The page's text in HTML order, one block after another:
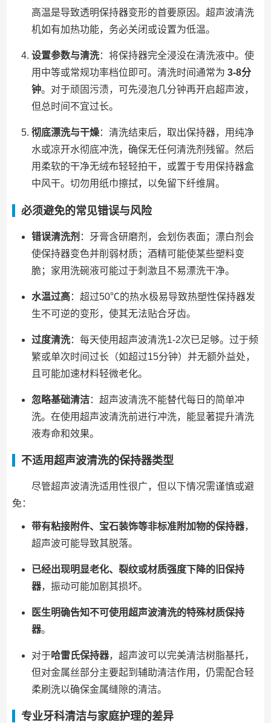
高温是导致透明保持器变形的首要原因。超声波清洗
机如有加热功能，务必关闭或设置为低温。
设置参数与清洗：将保持器完全浸没在清洗液中。使
用中等或常规功率档位即可。清洗时间通常为 3-8分
钟。对于顽固污渍，可先浸泡几分钟再开启超声波，
但总时间不宜过长。
彻底漂洗与干燥：清洗结束后，取出保持器，用纯净
水或凉开水彻底冲洗，确保无任何清洗剂残留。然后
用柔软的干净无绒布轻轻拍干，或置于专用保持器盒
中风干。切勿用纸巾擦拭，以免留下纤维屑。
必须避免的常见错误与风险
错误清洗剂 ：牙膏含研磨剂，会划伤表面；漂白剂会
使保持器变色并削弱材质；酒精可能使某些塑料变
脆；家用洗碗液可能过于刺激且不易漂洗干净。
水温过高：超过50℃的热水极易导致热塑性保持器发
生不可逆的变形，使其无法贴合牙齿。
过度清洗：每天使用超声波清洗1-2次已足够。过于频
繁或单次时间过长（如超过15分钟）并无额外益处，
且可能加速材料轻微老化。
忽略基础清洁：超声波清洗不能替代每日的简单冲
洗。在使用超声波清洗前进行冲洗，能显著提升清洗
液寿命和效果。
不适用超声波清洗的保持器类型
尽管超声波清洗适用性很广，但以下情况需谨慎或避
免：
带有粘接附件、宝石装饰等非标准附加物的保持器，
超声波可能导致其脱落。
已经出现明显老化、裂纹或材质强度下降的旧保持
器，振动可能加剧其损坏。
医生明确告知不可使用超声波清洗的特殊材质保持
器。
对于哈雷氏保持器，超声波可以完美清洁树脂基托，
但对金属丝部分主要起到辅助清洁作用，仍需配合轻
柔刷洗以确保金属缝隙的清洁。
专业牙科清洁与家庭护理的差异